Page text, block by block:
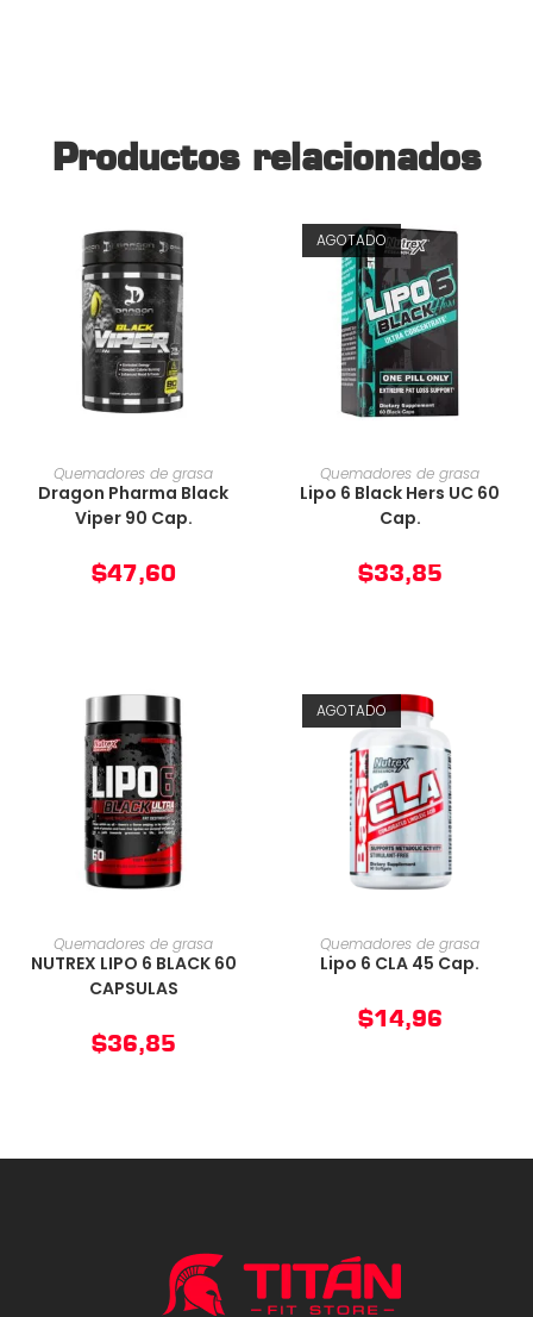
Productos relacionados
AÑADIR AL CARRITO
Quemadores de grasa
Dragon Pharma Black
Viper 90 Cap.
$47,60
AGOTADO
AÑADIR AL CARRITO
Quemadores de grasa
Lipo 6 Black Hers UC 60
Cap.
$33,85
AÑADIR AL CARRITO
Quemadores de grasa
NUTREX LIPO 6 BLACK 60
CAPSULAS
$36,85
AGOTADO
AÑADIR AL CARRITO
Quemadores de grasa
Lipo 6 CLA 45 Cap.
$14,96